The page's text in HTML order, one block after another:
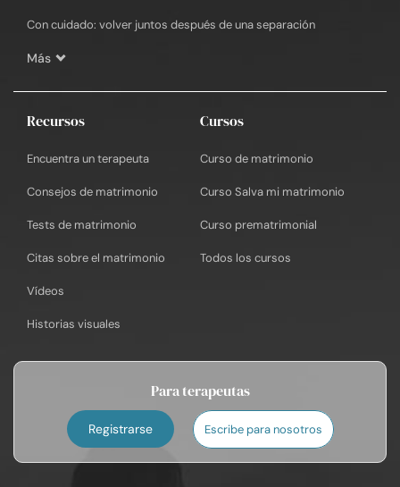
Con cuidado: volver juntos después de una separación
Más
Recursos
Encuentra un terapeuta
Consejos de matrimonio
Tests de matrimonio
Citas sobre el matrimonio
Vídeos
Historias visuales
Cursos
Curso de matrimonio
Curso Salva mi matrimonio
Curso prematrimonial
Todos los cursos
Para terapeutas
Registrarse Escribe para nosotros